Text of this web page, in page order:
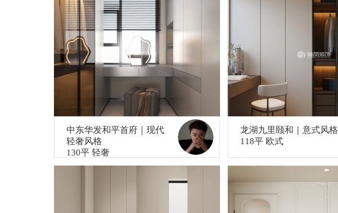
中东华发和平首府｜现代
轻奢风格
130平 轻奢
龙湖九里颐和｜意式风格
118平 欧式